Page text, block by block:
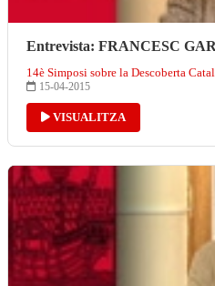
Entrevista: FRANCESC
14è Simposi sobre la Descoberta
15-04-2015
VISUALITZA